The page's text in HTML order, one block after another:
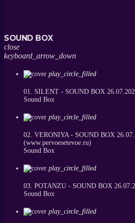
SOUND BOX
close
keyboard_arrow_down
play_circle_filled
01. SILENT - SOUND BOX
Sound Box
play_circle_filled
02. VERONIYA - SOUND BOX
(www.pervoesetevoe.ru)
Sound Box
play_circle_filled
03. POTANZU - SOUND BOX
Sound Box
play_circle_filled